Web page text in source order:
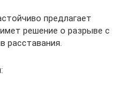
предлагает
решение о разрыве с
расставания.